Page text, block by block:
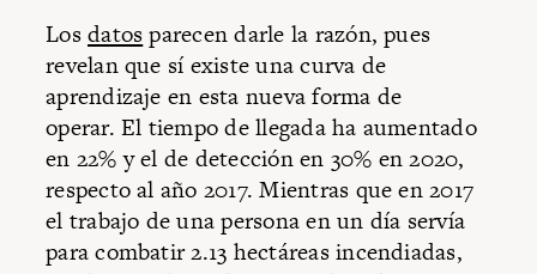
Losdatosparecen darle la razón, pues
revelan que sí existe una curva de
aprendizaje en esta nueva forma de
operar. El tiempo de llegada ha aumentado
en 22% y el de detección en 30% en 2020,
respecto al año 2017. Mientras que en 2017
el trabajo de una persona en un día servía
para combatir 2.13 hectáreas incendiadas,